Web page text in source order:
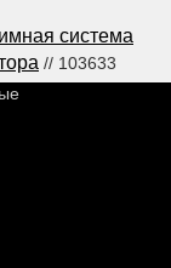
система
// 103633